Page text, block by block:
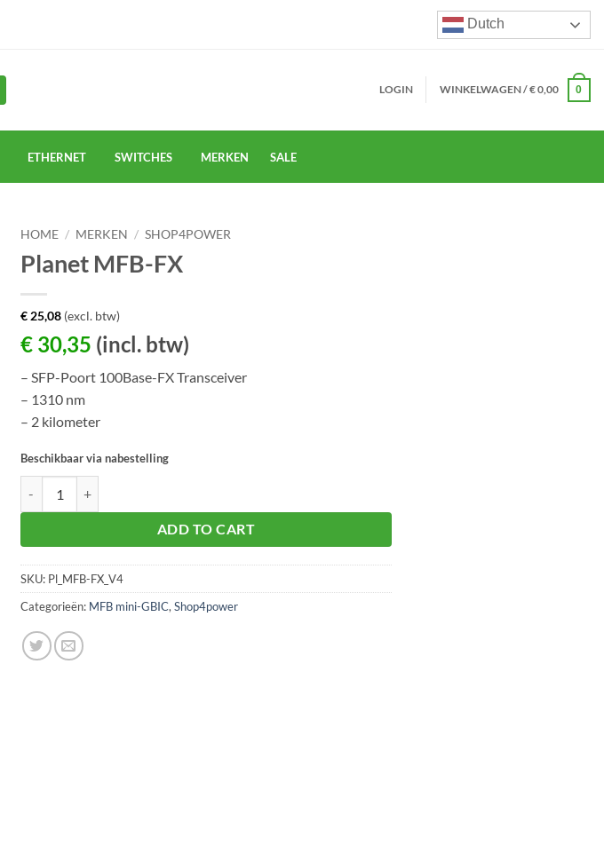
Dutch
LOGIN WINKELWAGEN /€0,00 0
ETHERNET SWITCHES MERKEN SALE
HOME / MERKEN / SHOP4POWER
Planet MFB-FX
€ 25,08 (excl. btw)
€ 30,35 (incl. btw)
– SFP-Poort 100Base-FX Transceiver
– 1310 nm
– 2 kilometer
Beschikbaar via nabestelling
ADD TO CART
SKU: Pl_MFB-FX_V4
Categorieën: MFB mini-GBIC,Shop4power